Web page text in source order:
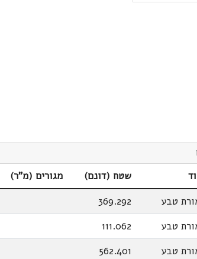
שטח (דונם) מגורים (מ"ר)
טבע
369.292
טבע
111.062
טבע
562.401